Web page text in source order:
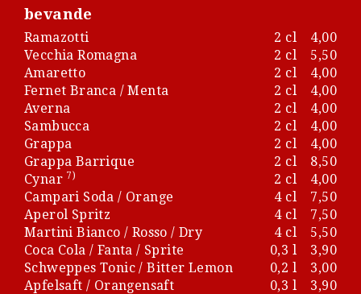
bevande
Ramazotti 2 cl
4,00
Vecchia Romagna
2 cl
5,50
Amaretto
2 cl
4,00
Fernet Branca / Menta
2 cl
4,00
Averna
2 cl
4,00
Sambucca
2 cl
4,00
Grappa
2 cl
4,00
Grappa Barrique
2 cl
8,50
Cynar 7) 2 cl
4,00
Campari Soda / Orange
4 cl
7,50
Aperol Spritz
4 cl
7,50
Martini Bianco / Rosso / Dry
4 cl
5,50
Coca Cola / Fanta / Sprite
0,3 l
3,90
Schweppes Tonic / Bitter Lemon
0,2 l
3,00
Apfelsaft / Orangensaft
0,3 l
3,90